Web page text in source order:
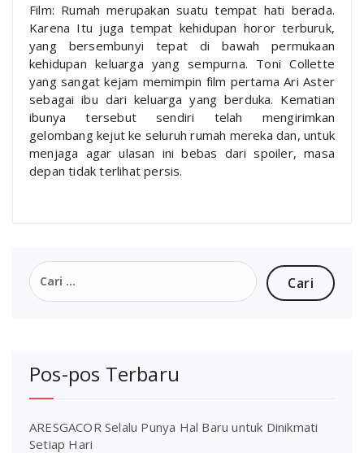
Film: Rumah merupakan suatu tempat hati berada.
Karena Itu juga tempat kehidupan horor terburuk,
yang bersembunyi tepat di bawah permukaan
kehidupan keluarga yang sempurna. Toni Collette
yang sangat kejam memimpin film pertama Ari Aster
sebagai ibu dari keluarga yang berduka. Kematian
ibunya tersebut sendiri telah mengirimkan
gelombang kejut ke seluruh rumah mereka dan, untuk
menjaga agar ulasan ini bebas dari spoiler, masa
depan tidak terlihat persis.
Cari
untuk:
Pos-pos Terbaru
ARESGACOR Selalu Punya Hal Baru untuk Dinikmati
Setiap Hari